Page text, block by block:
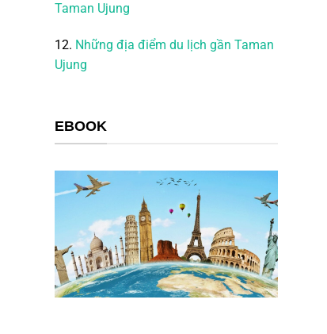
Taman Ujung
12. Những địa điểm du lịch gần Taman
Ujung
EBOOK